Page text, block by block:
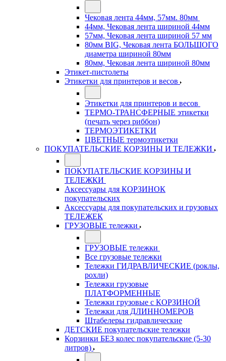
Чековая лента 44мм, 57мм. 80мм
44мм, Чековая лента шириной 44мм
57мм, Чековая лента шириной 57 мм
80мм BIG, Чековая лента БОЛЬШОГО
диаметра шириной 80мм
80мм, Чековая лента шириной 80мм
Этикет-пистолеты
Этикетки для принтеров и весов
Этикетки для принтеров и весов
ТЕРМО-ТРАНСФЕРНЫЕ этикетки
(печать через риббон)
ТЕРМОЭТИКЕТКИ
ЦВЕТНЫЕ термоэтикетки
ПОКУПАТЕЛЬСКИЕ КОРЗИНЫ И ТЕЛЕЖКИ
ПОКУПАТЕЛЬСКИЕ КОРЗИНЫ И
ТЕЛЕЖКИ
Аксессуары для КОРЗИНОК
покупательских
Аксессуары для покупательских и грузовых
ТЕЛЕЖЕК
ГРУЗОВЫЕ тележки
ГРУЗОВЫЕ тележки
Все грузовые тележки
Тележки ГИДРАВЛИЧЕСКИЕ (роклы,
рохли)
Тележки грузовые
ПЛАТФОРМЕННЫЕ
Тележки грузовые с КОРЗИНОЙ
Тележки для ДЛИННОМЕРОВ
Штабелеры гидравлические
ДЕТСКИЕ покупательские тележки
Корзинки БЕЗ колес покупательские (5-30
литров)